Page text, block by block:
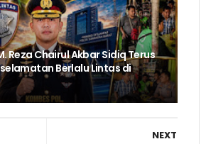
Reza Chairul Akbar Sidiq Terus
Berlalu Lintas di
NEXT